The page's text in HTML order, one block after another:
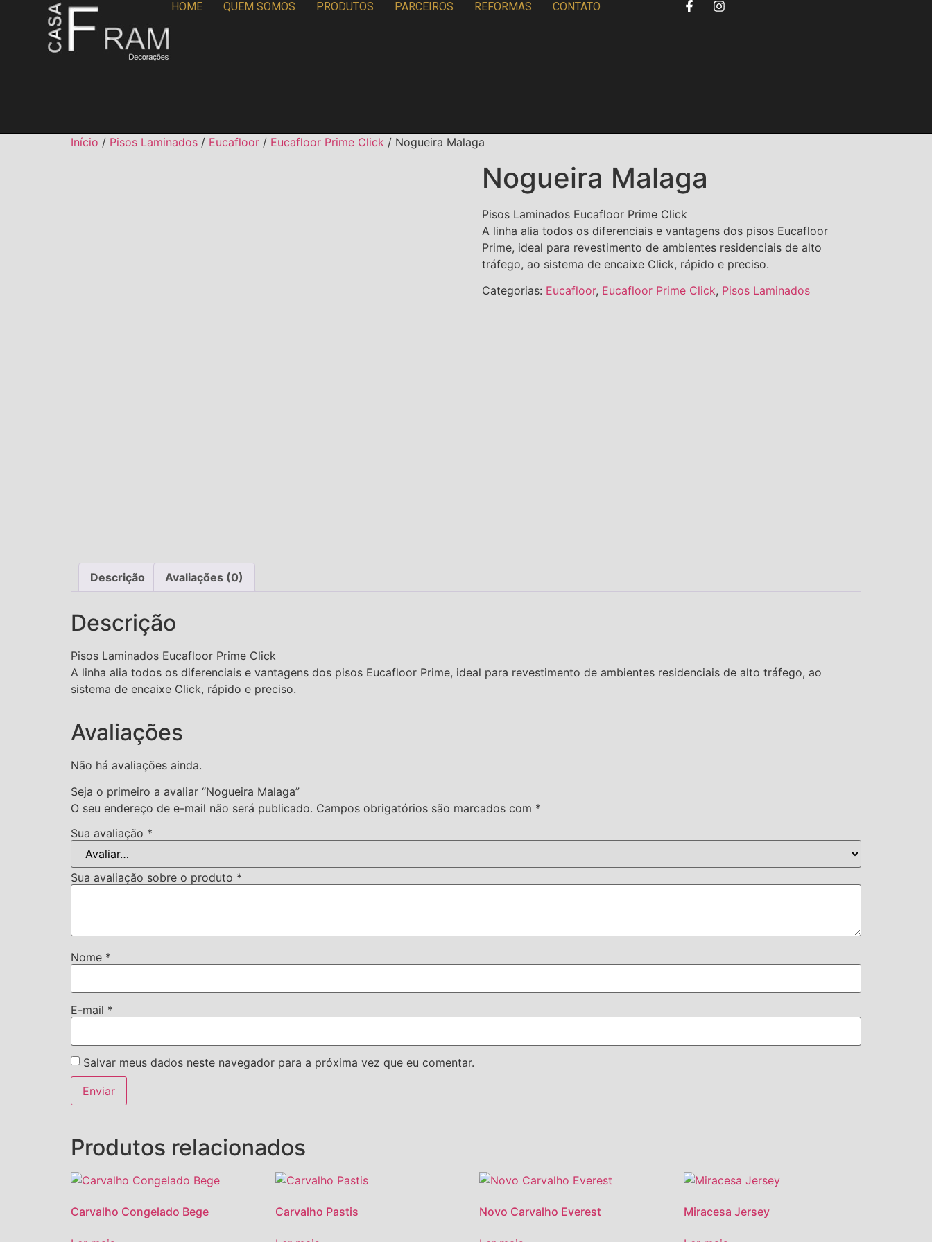
HOME QUEM SOMOS PRODUTOS PARCEIROS REFORMAS CONTATO
Início / Pisos Laminados / Eucafloor / Eucafloor Prime Click / Nogueira Malaga
Nogueira Malaga
Pisos Laminados Eucafloor Prime Click
A linha alia todos os diferenciais e vantagens dos pisos Eucafloor
Prime, ideal para revestimento de ambientes residenciais de alto
tráfego, ao sistema de encaixe Click, rápido e preciso.
Categorias: Eucafloor, Eucafloor Prime Click, Pisos Laminados
Descrição Avaliações (0)
Descrição
Pisos Laminados Eucafloor Prime Click
A linha alia todos os diferenciais e vantagens dos pisos Eucafloor Prime, ideal para revestimento de ambientes residenciais de alto tráfego, ao
sistema de encaixe Click, rápido e preciso.
Avaliações
Não há avaliações ainda.
Seja o primeiro a avaliar “Nogueira Malaga”
O seu endereço de e-mail não será publicado. Campos obrigatórios são marcados com *
Sua avaliação *
Sua avaliação sobre o produto *
Nome *
E-mail *
Salvar meus dados neste navegador para a próxima vez que eu comentar.
Produtos relacionados
Carvalho Congelado Bege Carvalho Pastis Novo Carvalho Everest Miracesa Jersey